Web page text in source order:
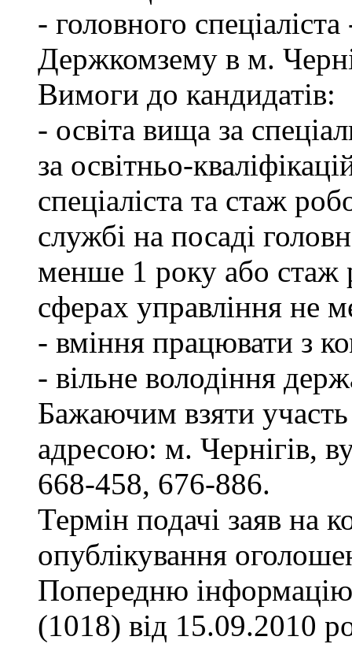
- головного
Держкомзему в м.
Вимоги до кандидатів:
- освіта вища за
за освітньо-
спеціаліста та стаж
службі на посаді
менше 1 року або стаж
сферах управління не
- вміння працювати з
- вільне володіння
Бажаючим взяти участь
адресою: м. Чернігів,
668-458, 676-886.
Термін подачі заяв на
опублікування
Попередню
(1018) від 15.09.2010